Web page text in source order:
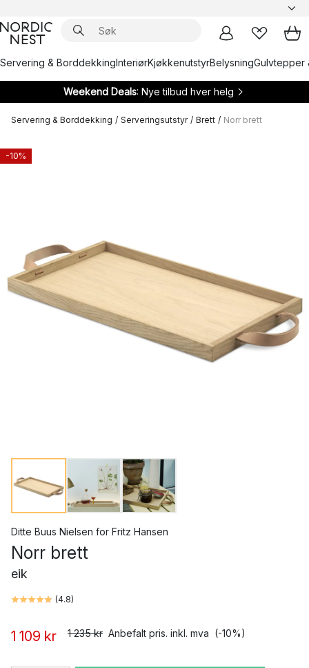
Servering & BorddekkingInteriørKjøkkenutstyrBelysningGulvtepper
Weekend Deals: Nye tilbud hver helg
Servering & Borddekking / Serveringsutstyr / Brett / Norr brett
-10%
Ditte Buus Nielsen for Fritz Hansen
Norr brett
eik
(4.8)
1 109 kr 1 235 kr Anbefalt pris. inkl. mva (-10%)